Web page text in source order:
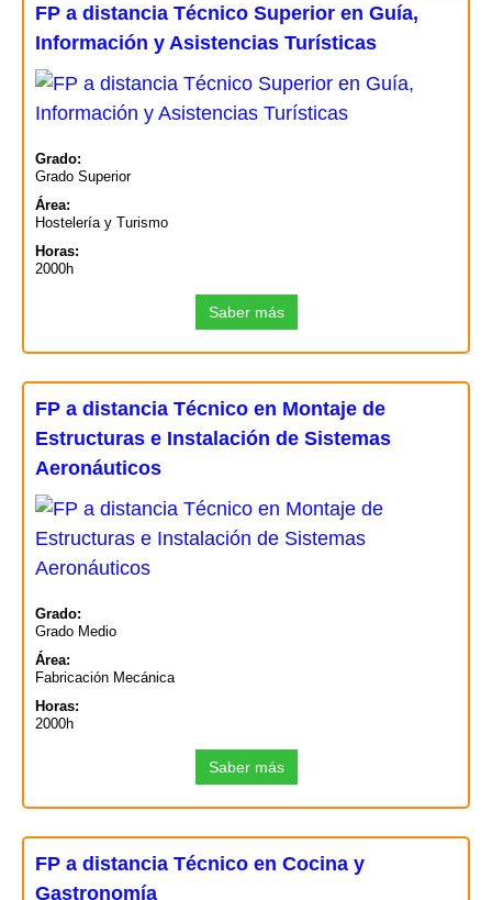
FP a distancia Técnico Superior en Guía,
Información y Asistencias Turísticas
Grado:
Grado Superior
Área:
Hostelería y Turismo
Horas:
2000h
Saber más
FP a distancia Técnico en Montaje de
Estructuras e Instalación de Sistemas
Aeronáuticos
Grado:
Grado Medio
Área:
Fabricación Mecánica
Horas:
2000h
Saber más
FP a distancia Técnico en Cocina y
Gastronomía